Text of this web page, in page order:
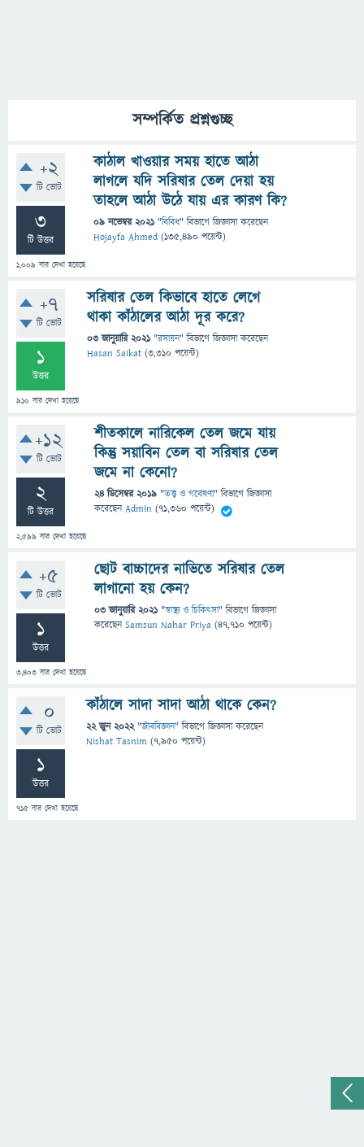
সম্পর্কিত প্রশ্নগুচ্ছ
+2
টি ভোট
3
টি উত্তর
1,009 বার দেখা হয়েছে
কাঠাল খাওয়ার সময় হাতে আঠা
লাগলে যদি সরিষার তেল দেয়া হয়
তাহলে আঠা উঠে যায় এর কারণ কি?
09 নভেম্বর 2021 "বিবিধ" বিভাগে জিজ্ঞাসাকরেছেন
Hojayfa Ahmed (135,490 পয়েন্ট)
+7
টি ভোট
1
উত্তর
910 বার দেখা হয়েছে
সরিষার তেল কিভাবে হাতে লেগে
থাকা কাঁঠালের আঠা দূর করে?
03 জানুয়ারি 2021 "রসায়ন" বিভাগে জিজ্ঞাসাকরেছেন
Hasan Saikat (3,310 পয়েন্ট)
+12
টি ভোট
2
টি উত্তর
2,599 বার দেখা হয়েছে
শীতকালে নারিকেল তেল জমে যায়
কিন্তু সয়াবিন তেল বা সরিষার তেল
জমে না কেনো?
24 ডিসেম্বর 2019 "তত্ত্ব ও গবেষণা" বিভাগে জিজ্ঞাসা
করেছেনAdmin (71,360 পয়েন্ট)
+5
টি ভোট
1
উত্তর
3,403 বার দেখা হয়েছে
ছোট বাচ্চাদের নাভিতে সরিষার তেল
লাগানো হয় কেন?
03 জানুয়ারি 2021 "স্বাস্থ্য ও চিকিৎসা" বিভাগে জিজ্ঞাসা
করেছেনSamsun Nahar Priya (47,710 পয়েন্ট)
0
টি ভোট
1
উত্তর
715 বার দেখা হয়েছে
কাঁঠালে সাদা সাদা আঠা থাকে কেন?
22 জুন 2022 "জীববিজ্ঞান" বিভাগে জিজ্ঞাসাকরেছেন
Nishat Tasnim (7,950 পয়েন্ট)